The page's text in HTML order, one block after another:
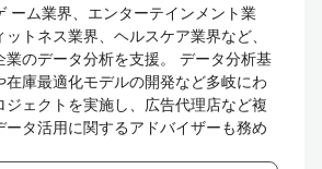
ーム業界、エンターテインメント業
ットネス業界、ヘルスケア業界など、
業のデータ分析を支援。 データ分析基
在庫最適化モデルの開発など多岐にわ
ジェクトを実施し、広告代理店など複
ータ活用に関するアドバイザーも務め